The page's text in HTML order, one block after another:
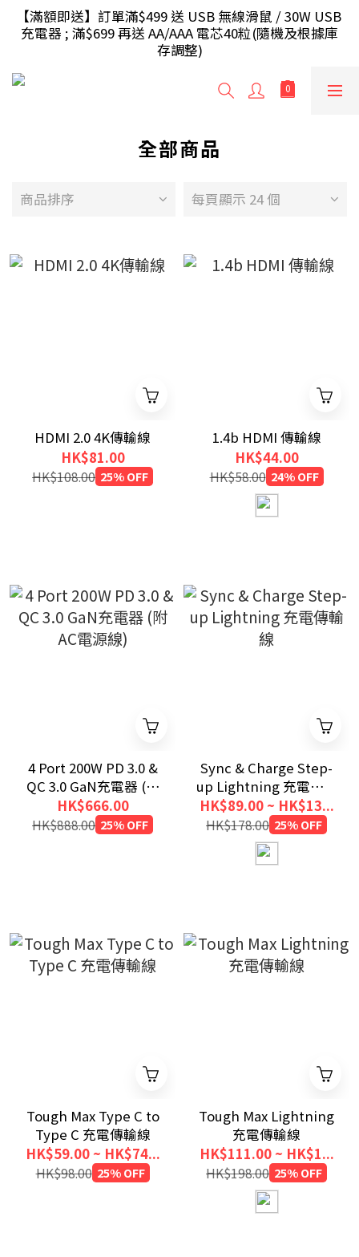
【滿額即送】訂單滿$499 送 USB 無線滑鼠 / 30W USB
充電器 ; 滿$699 再送 AA/AAA 電芯40粒(隨機及根據庫
存調整)
【滿額即送】訂單滿$499 送 USB 無線滑鼠 / 30W USB
充電器 ; 滿$699 再送 AA/AAA 電芯40粒(隨機及根據庫
存調整)
【滿額即送】訂單滿$999 額外再送 充電源插座/旅行
【香港地區】滿HK$240免運費，少於將收取運費
存調整)
全部商品
商品排序 每頁顯示 24 個
HDMI 2.0 4K傳輸線
HK$81.00
HK$108.00 25% OFF
1.4b HDMI 傳輸線
HK$44.00
HK$58.00 24% OFF
4 Port 200W PD 3.0 &
QC 3.0 GaN充電器 (附
AC電源線)
HK$666.00
HK$888.00 25% OFF
Sync & Charge Step-
up Lightning 充電傳輸
線
HK$89.00 ~ HK$13...
HK$178.00 25% OFF
Tough Max Type C to
Type C 充電傳輸線
HK$59.00 ~ HK$74...
HK$98.00 25% OFF
Tough Max Lightning
充電傳輸線
HK$111.00 ~ HK$1...
HK$198.00 25% OFF